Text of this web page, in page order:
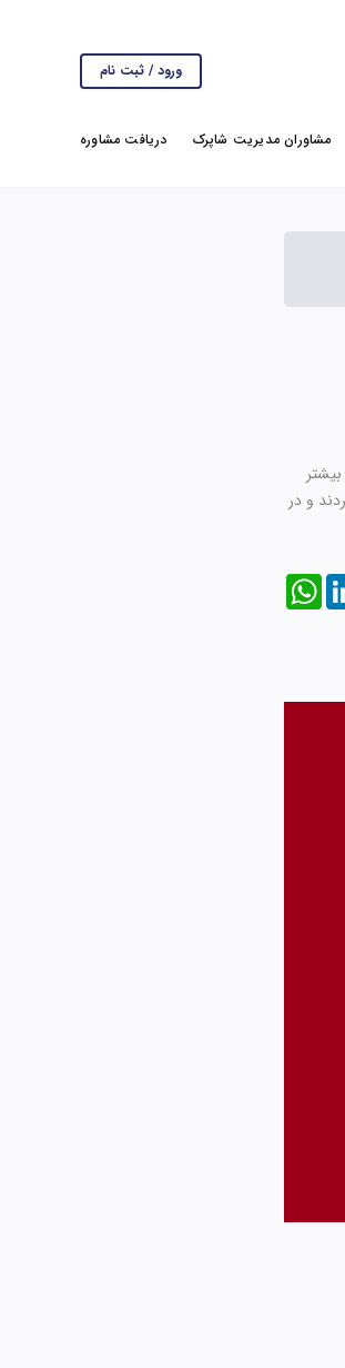
ورود / ثبت نام
گزارش ها ویروس کرونامشاوران مدیریت شاپرک دریافت مشاوره
و در
WhatsApp